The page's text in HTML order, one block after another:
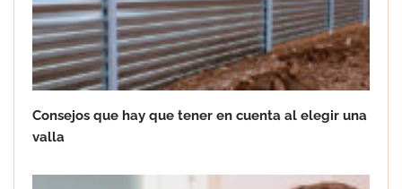
Consejos que hay que tener en cuenta al elegir una
valla